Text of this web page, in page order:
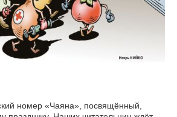
номер «Чаяна», посвящённый,